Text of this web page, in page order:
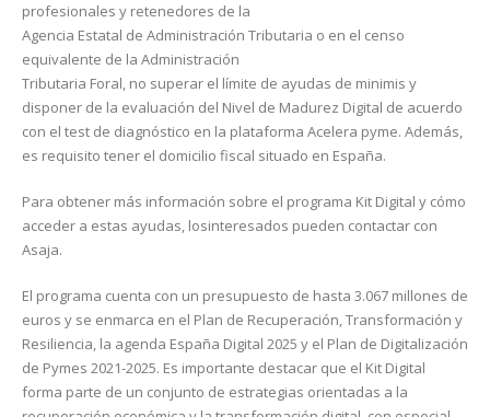
profesionales y retenedores de la
Agencia Estatal de Administración Tributaria o en el censo
equivalente de la Administración
Tributaria Foral, no superar el límite de ayudas de minimis y
disponer de la evaluación del Nivel de Madurez Digital de acuerdo
con el test de diagnóstico en la plataforma Acelera pyme. Además,
es requisito tener el domicilio fiscal situado en España.
Para obtener más información sobre el programa Kit Digital y cómo
acceder a estas ayudas, losinteresados pueden contactar con
Asaja.
El programa cuenta con un presupuesto de hasta 3.067 millones de
euros y se enmarca en el Plan de Recuperación, Transformación y
Resiliencia, la agenda España Digital 2025 y el Plan de Digitalización
de Pymes 2021-2025. Es importante destacar que el Kit Digital
forma parte de un conjunto de estrategias orientadas a la